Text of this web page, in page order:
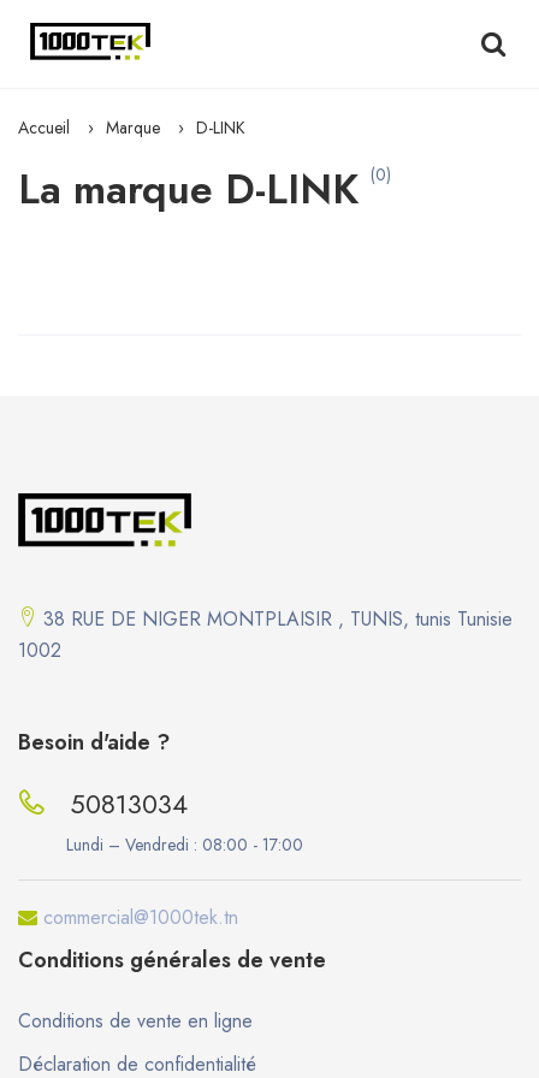
Accueil Marque D-LINK
La marque D-LINK (0)
38 RUE DE NIGER MONTPLAISIR , TUNIS, tunis Tunisie
1002
Besoin d'aide ?
50813034
Lundi – Vendredi : 08:00 - 17:00
commercial@1000tek.tn
Conditions générales de vente
Conditions de vente en ligne
Déclaration de confidentialité